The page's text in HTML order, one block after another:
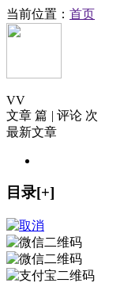
当前位置： 首页
VV
文章 篇 | 评论 次
最新文章
目录[+]